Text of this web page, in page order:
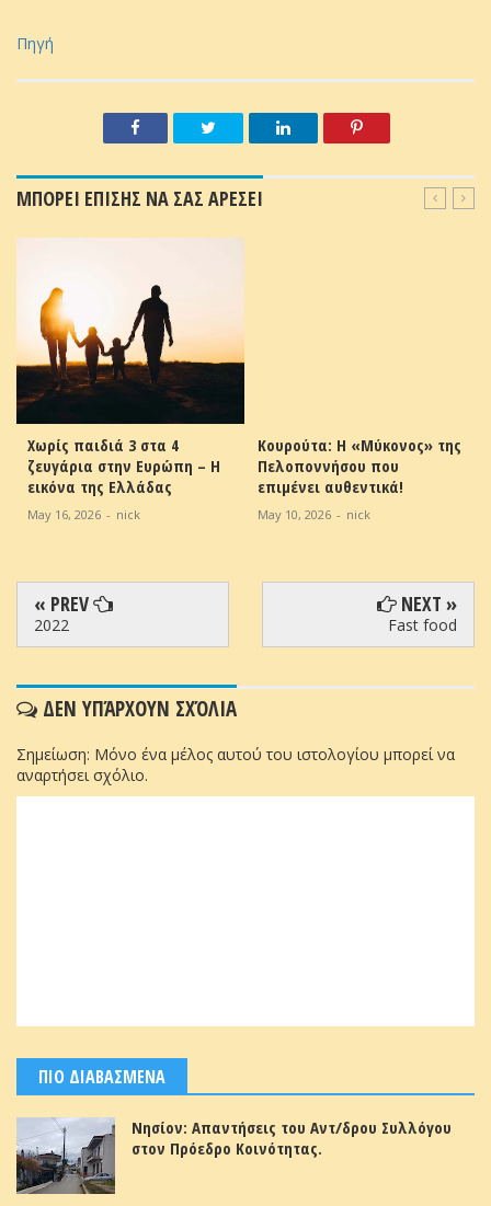
Πηγή
ΜΠΟΡΕΙ ΕΠΙΣΗΣ ΝΑ ΣΑΣ ΑΡΕΣΕΙ
Χωρίς παιδιά 3 στα 4
ζευγάρια στην Ευρώπη – Η
εικόνα της Ελλάδας
May 16, 2026 - nick
Κουρούτα: Η «Μύκονος» της
Πελοποννήσου που
επιμένει αυθεντικά!
May 10, 2026 - nick
« PREV
2022
NEXT »
Fast food
ΔΕΝ ΥΠΆΡΧΟΥΝ ΣΧΌΛΙΑ
Σημείωση: Μόνο ένα μέλος αυτού του ιστολογίου μπορεί να
αναρτήσει σχόλιο.
ΠΙΟ ΔΙΑΒΑΣΜΕΝΑ
Νησίον: Απαντήσεις του Αντ/δρου Συλλόγου
στον Πρόεδρο Κοινότητας.